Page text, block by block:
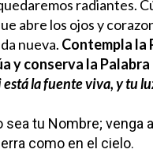
radiantes.
abre los ojos y
nueva. Contempla la
y conserva la
está la fuente viva, y tu
sea tu Nombre; venga
como en el cielo.